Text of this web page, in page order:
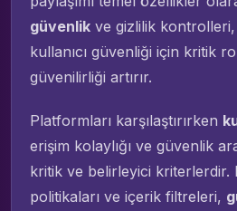
güvenlik ve gizlilik
kullanıcı güvenliği için kritik
güvenilirliği artırır.
Platformları karşılaştırırken
erişim kolaylığı ve güvenlik
kritik ve belirleyici kriterlerdir.
politikaları ve içerik filtreleri,